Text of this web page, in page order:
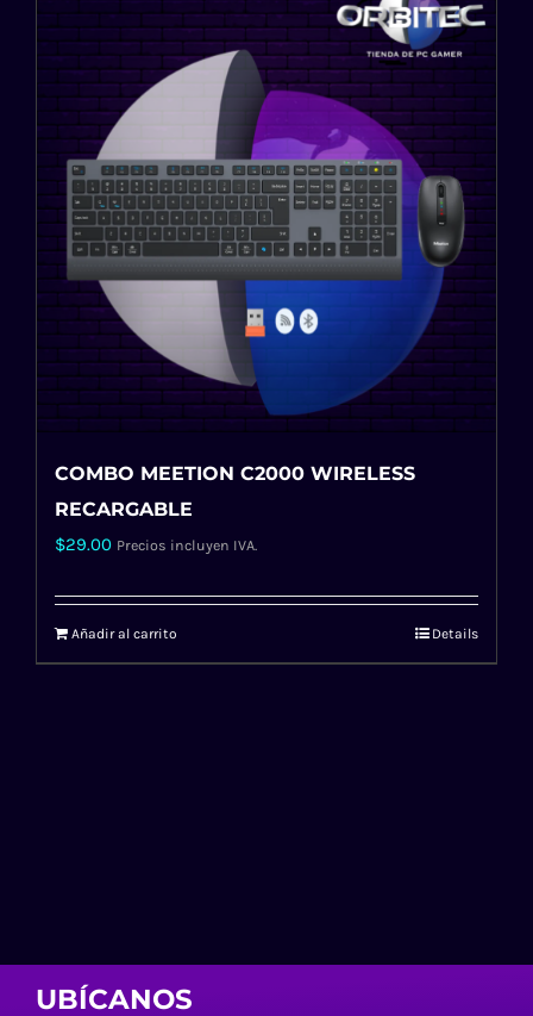
COMBO MEETION C2000 WIRELESS
RECARGABLE
$29.00 Precios incluyen IVA.
Añadir al carrito Details
UBÍCANOS